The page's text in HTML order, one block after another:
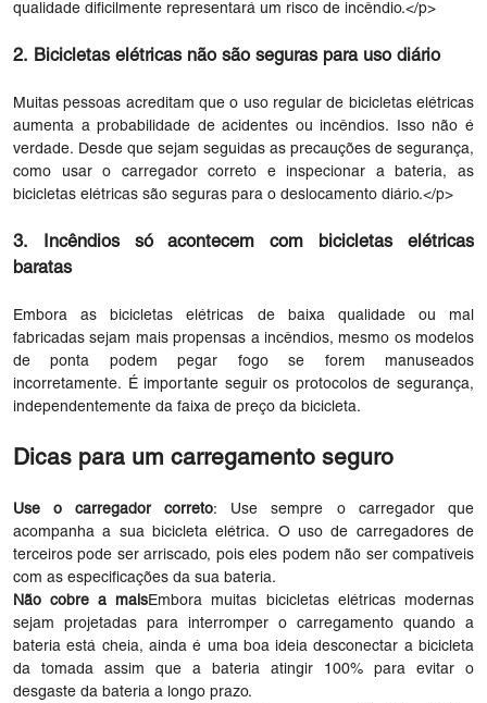
qualidade dificilmente representará um risco de incêndio.</p>
2. Bicicletas elétricas não são seguras para uso diário
Muitas pessoas acreditam que o uso regular de bicicletas elétricas
aumenta a probabilidade de acidentes ou incêndios. Isso não é
verdade. Desde que sejam seguidas as precauções de segurança,
como usar o carregador correto e inspecionar a bateria, as
bicicletas elétricas são seguras para o deslocamento diário.</p>
3. Incêndios só acontecem com bicicletas elétricas
baratas
Embora as bicicletas elétricas de baixa qualidade ou mal
fabricadas sejam mais propensas a incêndios, mesmo os modelos
de ponta podem pegar fogo se forem manuseados
incorretamente. É importante seguir os protocolos de segurança,
independentemente da faixa de preço da bicicleta.
Dicas para um carregamento seguro
Use o carregador correto: Use sempre o carregador que
acompanha a sua bicicleta elétrica. O uso de carregadores de
terceiros pode ser arriscado, pois eles podem não ser compatíveis
com as especificações da sua bateria.
Não cobre a maisEmbora muitas bicicletas elétricas modernas
sejam projetadas para interromper o carregamento quando a
bateria está cheia, ainda é uma boa ideia desconectar a bicicleta
da tomada assim que a bateria atingir 100% para evitar o
desgaste da bateria a longo prazo.